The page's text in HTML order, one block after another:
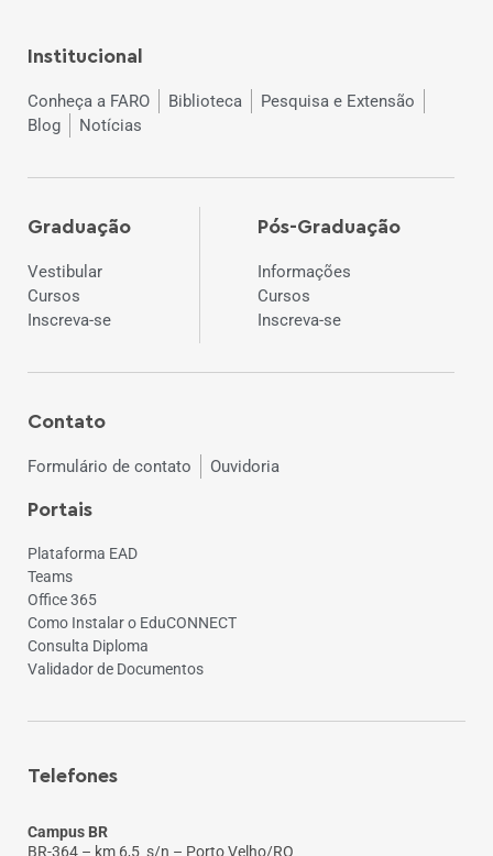
Institucional
Conheça a FARO Biblioteca
Pesquisa e Extensão
Blog
Notícias
Graduação
Vestibular
Cursos
Inscreva-se
Pós-Graduação
Informações
Cursos
Inscreva-se
Contato
Formulário de contato Ouvidoria
Portais
Plataforma EAD
Teams
Office 365
Como Instalar o EduCONNECT
Consulta Diploma
Validador de Documentos
Telefones
Campus BR
BR-364 – km 6,5 s/n – Porto Velho/RO